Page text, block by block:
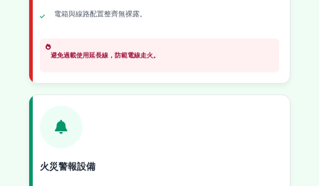
電箱與線路配置整齊無裸露。
避免過載使用延長線，防範電線走火。
火災警報設備